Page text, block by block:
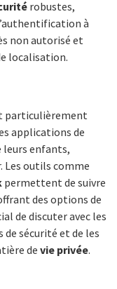
robustes,
à
non autorisé et
localisation.
particulièrement
applications de
leurs enfants,
Les outils comme
permettent de suivre
des options de
de discuter avec les
de sécurité et de les
de vie privée.